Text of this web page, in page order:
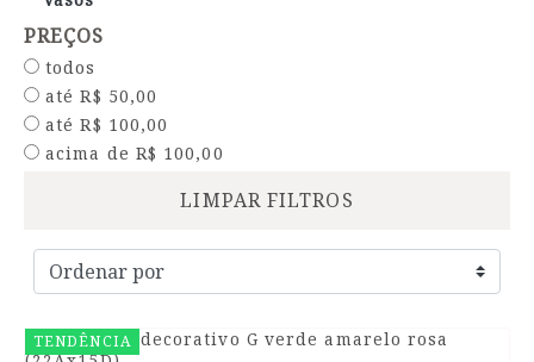
PREÇOS
todos
até R$ 50,00
até R$ 100,00
acima de R$ 100,00
LIMPAR FILTROS
TENDÊNCIA